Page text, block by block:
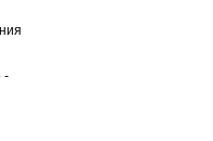
-